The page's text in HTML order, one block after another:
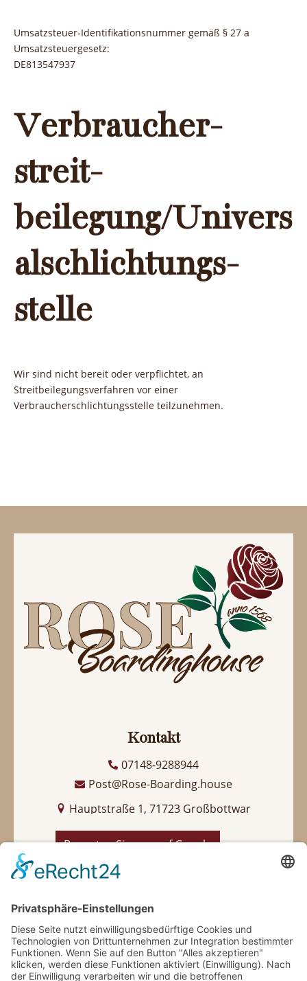
Umsatzsteuer-Identifikationsnummer gemäß § 27 a
Umsatzsteuergesetz:
DE813547937
Verbraucher­
streit­
beilegung/Univers
al­schlichtungs­
stelle
Wir sind nicht bereit oder verpflichtet, an
Streitbeilegungsverfahren vor einer
Verbraucherschlichtungsstelle teilzunehmen.
Kontakt
07148-9288944
Post@Rose-Boarding.house
Hauptstraße 1, 71723 Großbottwar
Bewerten Sie uns auf Google
Arrangement - Erlebnispakete - Angebote
Zimmer
Reservierung
Partnerseiten